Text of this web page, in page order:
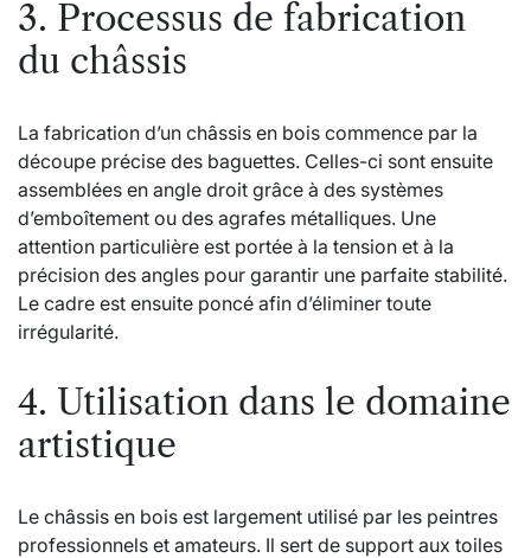
3. Processus de fabrication
du châssis
La fabrication d’un châssis en bois commence par la
découpe précise des baguettes. Celles-ci sont ensuite
assemblées en angle droit grâce à des systèmes
d’emboîtement ou des agrafes métalliques. Une
attention particulière est portée à la tension et à la
précision des angles pour garantir une parfaite stabilité.
Le cadre est ensuite poncé afin d’éliminer toute
irrégularité.
4. Utilisation dans le domaine
artistique
Le châssis en bois est largement utilisé par les peintres
professionnels et amateurs. Il sert de support aux toiles